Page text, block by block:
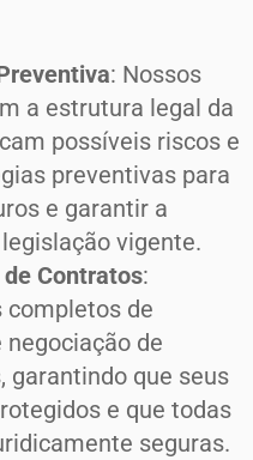
: Nossos
a estrutura legal da
possíveis riscos e
preventivas para
e garantir a
vigente.
Contratos:
completos de
negociação de
garantindo que seus
e que todas
seguras.